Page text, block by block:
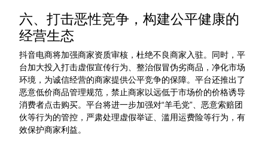
六、打击恶性竞争，构建公平健康的
经营生态
抖音电商将加强商家资质审核，杜绝不良商家入驻。同时，平
台加大投入打击虚假宣传行为、整治假冒伪劣商品，净化市场
环境，为诚信经营的商家提供公平竞争的保障。平台还推出了
恶意低价商品管理规范，禁止商家以远低于市场价的价格诱导
消费者点击购买。平台将进一步加强对“羊毛党”、恶意索赔团
伙等行为的管控，严肃处理虚假举证、滥用运费险等行为，有
效保护商家利益。